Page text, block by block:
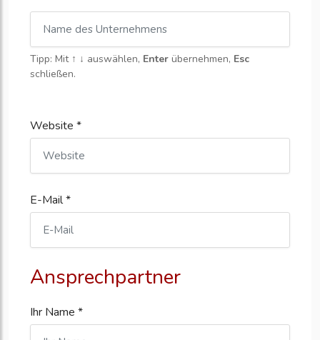
Tipp: Mit ↑ ↓ auswählen, Enter übernehmen, Esc
schließen.
Website *
E-Mail *
Ansprechpartner
Ihr Name *